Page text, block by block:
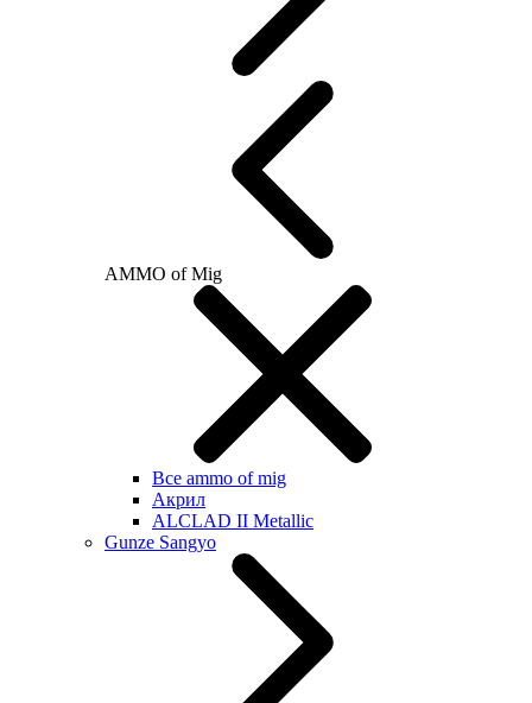
AMMO of Mig
Все ammo of mig
Акрил
ALCLAD II Metallic
Gunze Sangyo